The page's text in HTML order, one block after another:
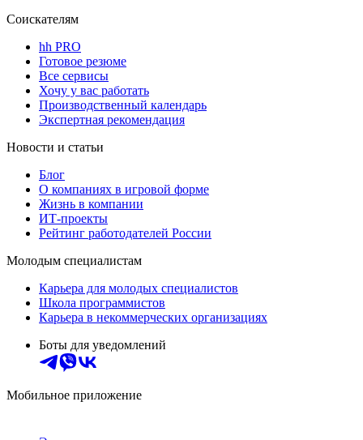
Соискателям
hh PRO
Готовое резюме
Все сервисы
Хочу у вас работать
Производственный календарь
Экспертная рекомендация
Новости и статьи
Блог
О компаниях в игровой форме
Жизнь в компании
ИТ-проекты
Рейтинг работодателей России
Молодым специалистам
Карьера для молодых специалистов
Школа программистов
Карьера в некоммерческих организациях
Боты для уведомлений
Мобильное приложение